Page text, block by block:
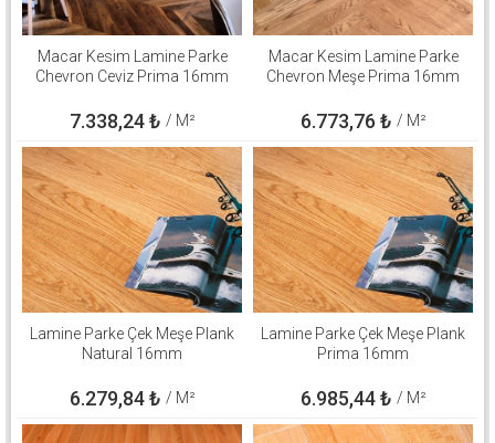
Macar Kesim Lamine Parke
Chevron Ceviz Prima 16mm
7.338,24₺ / M²
Macar Kesim Lamine Parke
Chevron Meşe Prima 16mm
6.773,76 ₺ / M²
Lamine Parke Çek Meşe Plank
Natural 16mm
6.279,84₺ / M²
Lamine Parke Çek Meşe Plank
Prima 16mm
6.985,44₺ / M²